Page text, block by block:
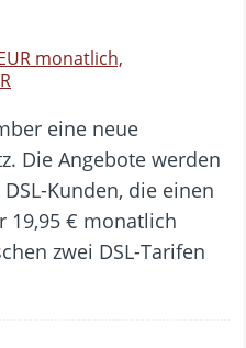
monatlich,
eine neue
Die Angebote werden
Kunden, die einen
19,95 € monatlich
zwei DSL-Tarifen